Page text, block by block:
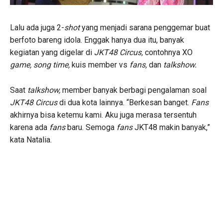
Lalu ada juga 2-shotyang menjadi sarana penggemar buat
berfoto bareng idola. Enggak hanya dua itu, banyak
kegiatan yang digelar di JKT48 Circus, contohnya XO
game, song time, kuis member vs fans, dan talkshow.
Saat talkshow, member banyak berbagi pengalaman soal
JKT48 Circusdi dua kota lainnya. “Berkesan banget. Fans
akhirnya bisa ketemu kami. Aku juga merasa tersentuh
karena ada fans baru. Semoga fansJKT48 makin banyak,”
kata Natalia.